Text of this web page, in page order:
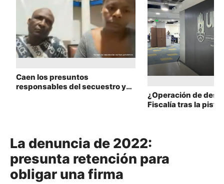
Caen los presuntos
responsables del secuestro y
¿Operación de
Fiscalía tras la pista
La denuncia de 2022:
presunta retención para
obligar una firma